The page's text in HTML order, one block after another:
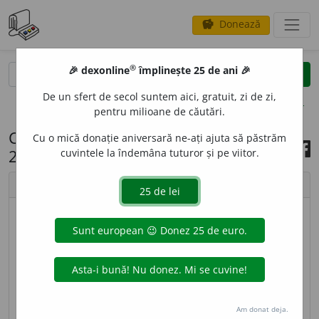
savings Donează
opțiuni
Cuvântul zilei, 5 octombrie
2025
imagine ©Andrea Homorodean
SM, balcanisme, s. n. 1.(Adesea
Complex de trăsături ale modului de viață, ale
🎉 dexonline® împlinește 25 de ani 🎉
De un sfert de secol suntem aici, gratuit, zi de zi,
pentru milioane de căutări.
Cu o mică donație aniversară ne-ați ajuta să păstrăm
cuvintele la îndemâna tuturor și pe viitor.
Am donat deja.